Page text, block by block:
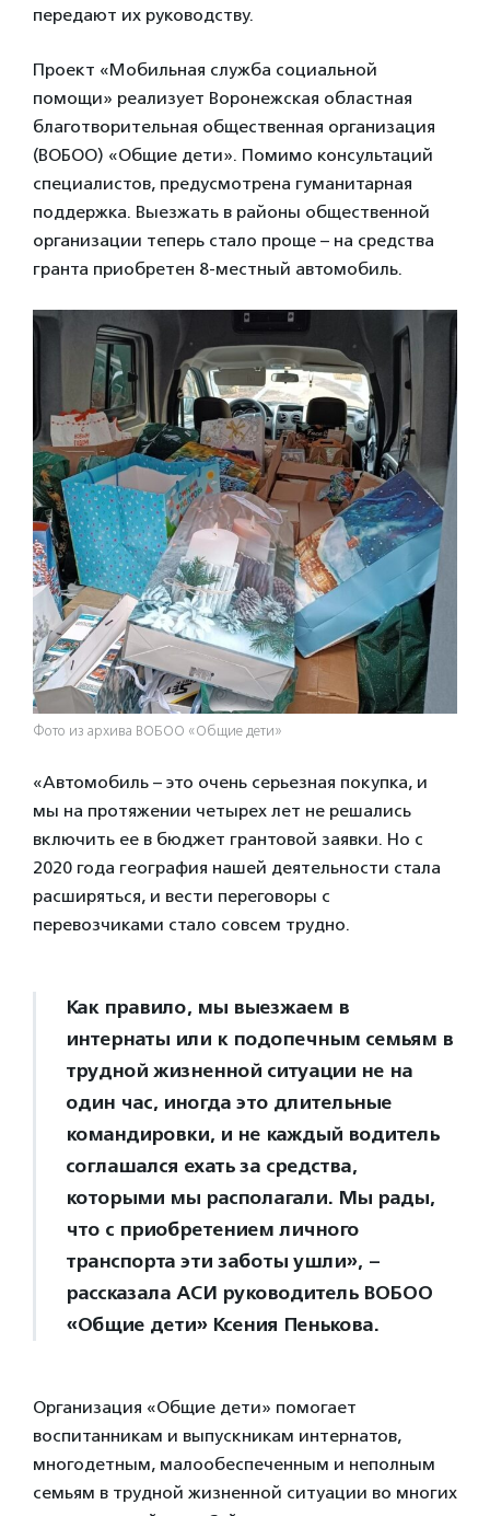
передают их руководству.
Проект «Мобильная служба социальной
помощи» реализует Воронежская областная
благотворительная общественная организация
(ВОБОО) «Общие дети». Помимо консультаций
специалистов, предусмотрена гуманитарная
поддержка. Выезжать в районы общественной
организации теперь стало проще – на средства
гранта приобретен 8-местный автомобиль.
Фото из архива ВОБОО «Общие дети»
«Автомобиль – это очень серьезная покупка, и
мы на протяжении четырех лет не решались
включить ее в бюджет грантовой заявки. Но с
2020 года география нашей деятельности стала
расширяться, и вести переговоры с
перевозчиками стало совсем трудно.
Как правило, мы выезжаем в
интернаты или к подопечным семьям в
трудной жизненной ситуации не на
один час, иногда это длительные
командировки, и не каждый водитель
соглашался ехать за средства,
которыми мы располагали. Мы рады,
что с приобретением личного
транспорта эти заботы ушли», –
рассказала АСИ руководитель ВОБОО
«Общие дети» Ксения Пенькова.
Организация «Общие дети» помогает
воспитанникам и выпускникам интернатов,
многодетным, малообеспеченным и неполным
семьям в трудной жизненной ситуации во многих